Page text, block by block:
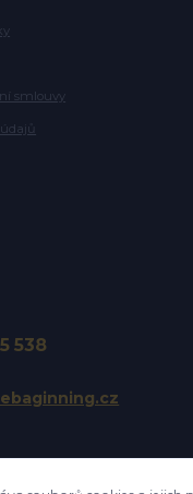
smlouvy
538